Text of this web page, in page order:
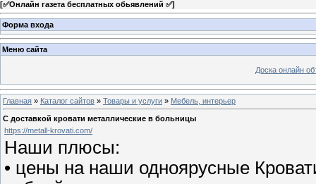
[✅Онлайн газета бесплатных обьявлений ✅]
Форма входа
Меню сайта
Доска онлайн
Главная » Каталог сайтов » Товары и услуги » Мебель, интерьер
С доставкой кровати металлические в больницы
https://metall-krovati.com/
Наши плюсы:
• цены на наши одноярусные